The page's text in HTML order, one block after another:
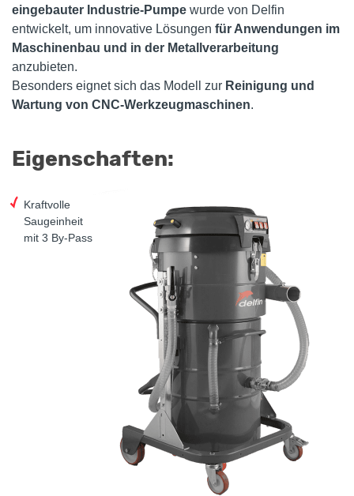
eingebauter Industrie-Pumpe wurde von Delfin
entwickelt, um innovative Lösungen für Anwendungen im
Maschinenbau und in der Metallverarbeitung
anzubieten.
Besonders eignet sich das Modell zur Reinigung und
Wartung von CNC-Werkzeugmaschinen.
Eigenschaften:
Kraftvolle
Saugeinheit
mit 3 By-Pass